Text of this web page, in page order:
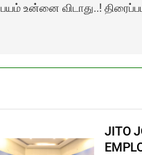
பயம் உன்னை விடாது..!
JITO